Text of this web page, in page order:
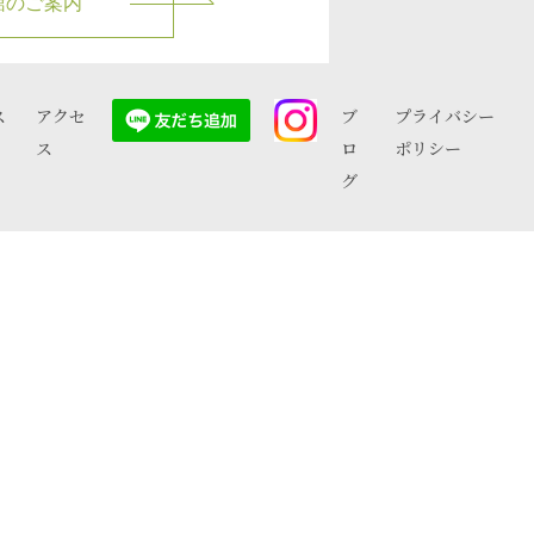
アクセ
ス
ブ
ロ
グ
プライバシー
ポリシー